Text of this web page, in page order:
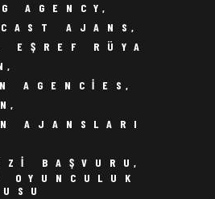
AGENCY,
CAST AJANS,
EŞREF RÜYA
,
AGENCIES,
,
AJANSLARI
BAŞVURU,
OYUNCULUK